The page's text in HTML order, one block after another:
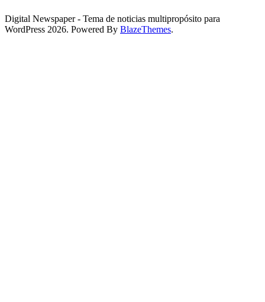
Digital Newspaper - Tema de noticias multipropósito para
WordPress 2026. Powered By BlazeThemes.